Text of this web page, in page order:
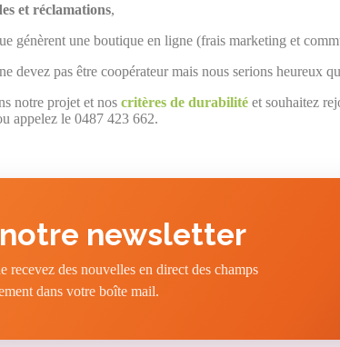
et réclamations,
génèrent une boutique en ligne (frais marketing et
devez pas être coopérateur mais nous serions heureux
notre projet et nos critères de durabilité et souhaitez
appelez le 0487 423 662.
notre newsletter
des nouvelles en direct des champs
dans votre boîte mail.